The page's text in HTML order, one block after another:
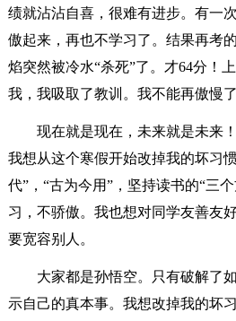
绩就沾沾自喜，很难有进步。有一
傲起来，再也不学习了。结果再考
焰突然被冷水“杀死”了。才64分！
我，我吸取了教训。我不能再傲慢了
现在就是现在，未来就是未来
我想从这个寒假开始改掉我的坏习
代”，“古为今用”，坚持读书的“三
习，不骄傲。我也想对同学友善友
要宽容别人。
大家都是孙悟空。只有破解了
示自己的真本事。我想改掉我的坏